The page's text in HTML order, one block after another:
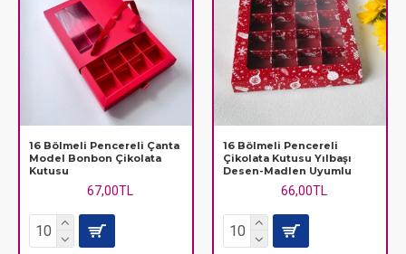
16 Bölmeli Pencereli Çanta
Model Bonbon Çikolata
Kutusu
67,00TL
16 Bölmeli Pencereli
Çikolata Kutusu Yılbaşı
Desen-Madlen Uyumlu
66,00TL